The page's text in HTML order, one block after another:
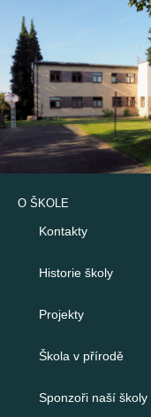
O ŠKOLE
Kontakty
Historie školy
Projekty
Škola v přírodě
Sponzoři naší školy